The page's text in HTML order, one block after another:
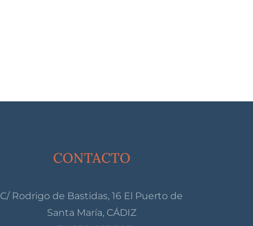
CONTACTO
C/ Rodrigo de Bastidas, 16 El Puerto de
Santa María, CÁDIZ